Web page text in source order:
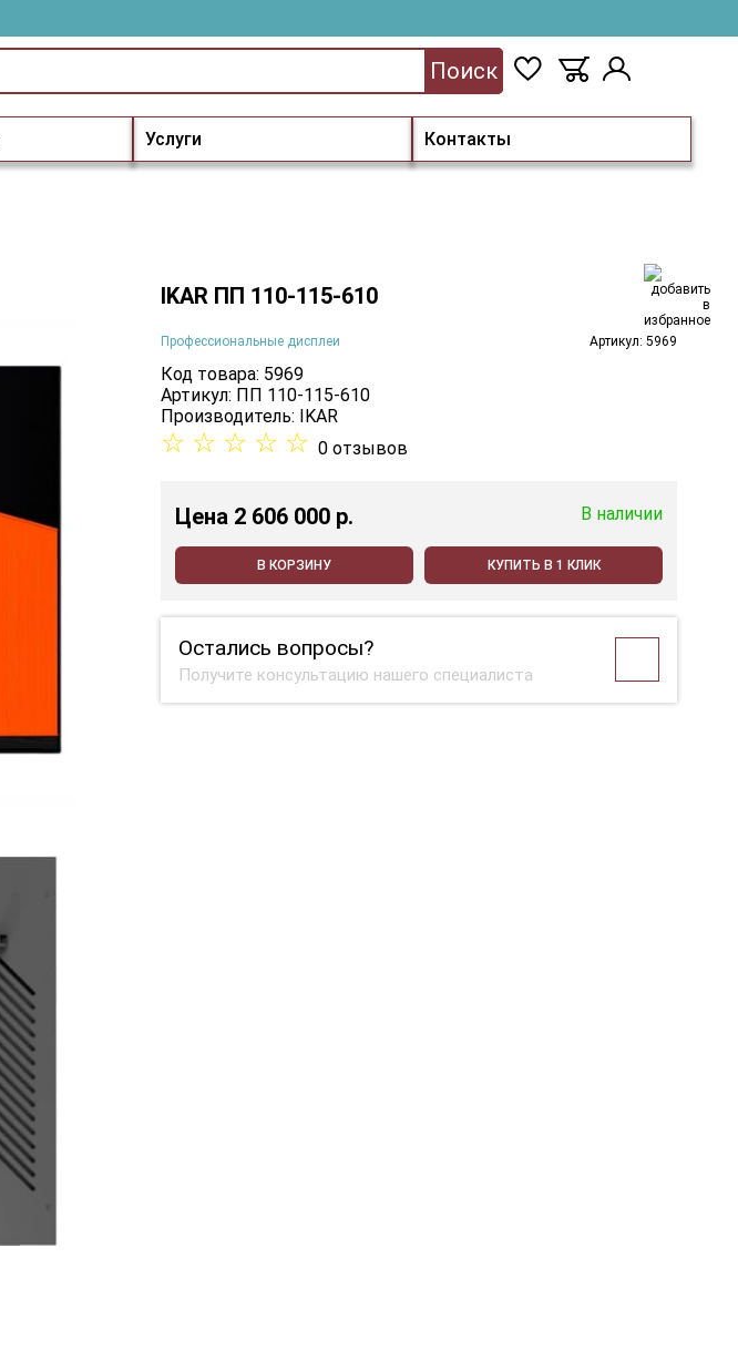
Услуги Контакты
Поиск
IKAR ПП 110-115-610
Профессиональные дисплеи Артикул: 5969
Код товара: 5969
Артикул: ПП 110-115-610
Производитель: IKAR
☆ ☆ ☆ ☆ ☆ 0 отзывов
Цена 2 606 000 p. В наличии
В КОРЗИНУ КУПИТЬ В 1 КЛИК
Остались вопросы?
Получите консультацию нашего специалиста